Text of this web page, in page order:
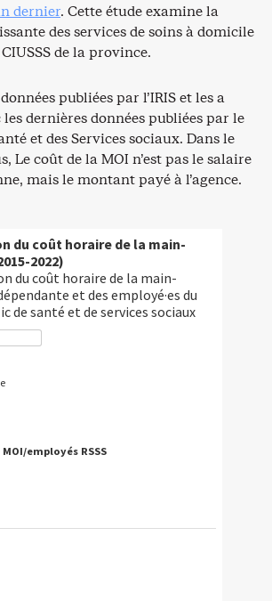
dernier. Cette étude examine la
des services de soins à domicile
de la province.
publiées par l’IRIS et les a
dernières données publiées par le
et des Services sociaux. Dans le
Le coût de la MOI n’est pas le salaire
mais le montant payé à l’agence.